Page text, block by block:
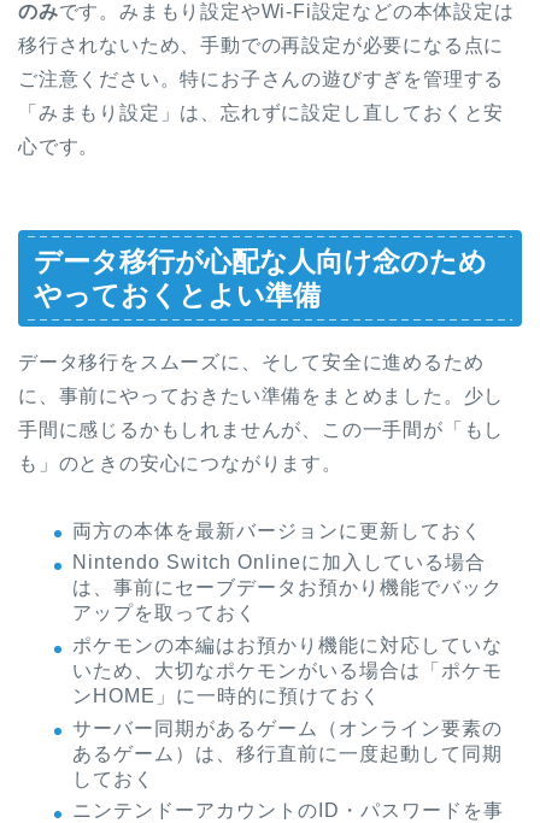
のみです。みまもり設定やWi-Fi設定などの本体設定は
移行されないため、手動での再設定が必要になる点に
ご注意ください。特にお子さんの遊びすぎを管理する
「みまもり設定」は、忘れずに設定し直しておくと安
心です。
データ移行が心配な人向け念のため
やっておくとよい準備
データ移行をスムーズに、そして安全に進めるため
に、事前にやっておきたい準備をまとめました。少し
手間に感じるかもしれませんが、この一手間が「もし
も」のときの安心につながります。
両方の本体を最新バージョンに更新しておく
Nintendo Switch Onlineに加入している場合
は、事前にセーブデータお預かり機能でバック
アップを取っておく
ポケモンの本編はお預かり機能に対応していな
いため、大切なポケモンがいる場合は「ポケモ
ンHOME」に一時的に預けておく
サーバー同期があるゲーム（オンライン要素の
あるゲーム）は、移行直前に一度起動して同期
しておく
ニンテンドーアカウントのID・パスワードを事